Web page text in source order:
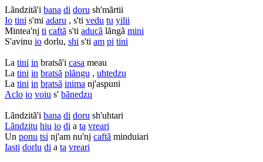
Lãndzitã'i bana di doru sh'mãrtii
Io tini s'mi adaru , s'ti vedu tu yilii
Mintea'nj ti caftã s'ti aducã lãngã mini
S'avinu io dorlu, shi s'ti am pi tini
La tini in bratsã'i casa meau
La tini in bratsã plãngu , uhtedzu
La tini in bratsã inima nj'aspuni
Aclo io voiu s' bãnedzu
Lãndzitã'i bana di doru sh'uhtari
Lãndzitu hiu io di a ta vreari
Un ponu tsi nj'am nu'nj caftã minduiari
Iasti dorlu di a ta vreari